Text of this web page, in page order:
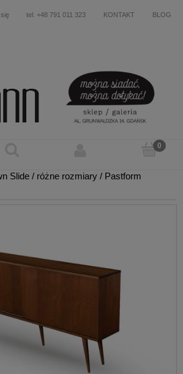
tel. +48 791 011 323 KONTAKT BLOG
Slide / różne rozmiary / Pastform